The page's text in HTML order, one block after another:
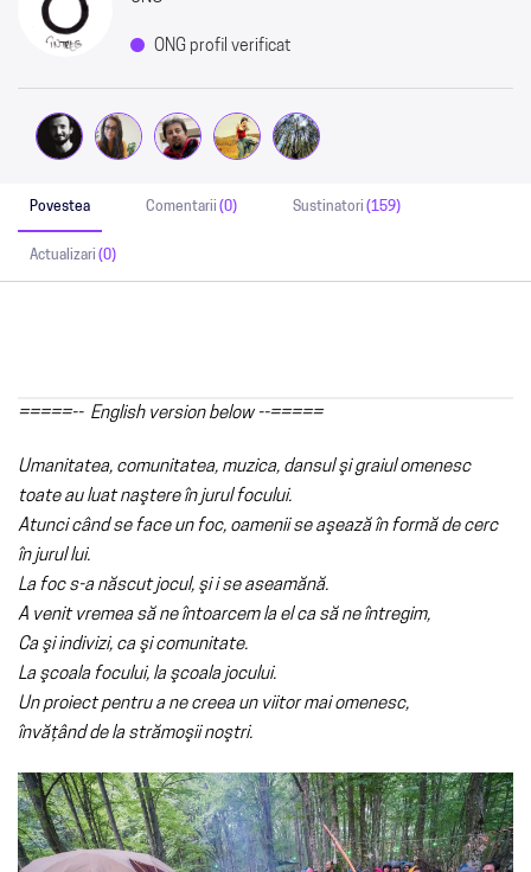
ONG profil verificat
Povestea Comentarii (0) Sustinatori (159)
Actualizari (0)
=====-- English version below --=====
Umanitatea, comunitatea, muzica, dansul şi graiul omenesc
toate au luat naştere în jurul focului.
Atunci când se face un foc, oamenii se aşează în formă de cerc
în jurul lui.
La foc s-a născut jocul, şi i se aseamănă.
A venit vremea să ne întoarcem la el ca să ne întregim,
Ca şi indivizi, ca şi comunitate.
La şcoala focului, la şcoala jocului.
Un proiect pentru a ne creea un viitor mai omenesc,
învăţând de la strămoşii noştri.